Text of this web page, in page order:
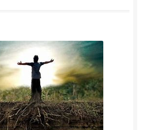
in de Oceaan.’ Meditatieve haiku’s